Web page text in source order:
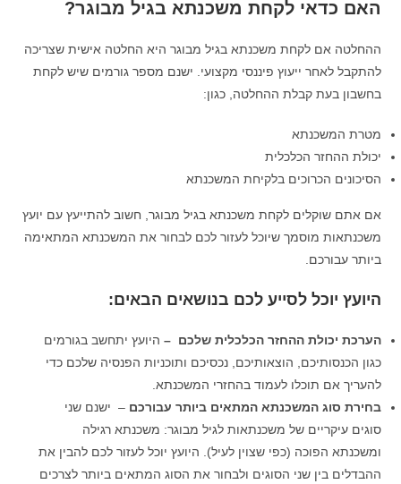
האם כדאי לקחת משכנתא בגיל מבוגר?
ההחלטה אם לקחת משכנתא בגיל מבוגר היא החלטה אישית שצריכה
להתקבל לאחר ייעוץ פיננסי מקצועי. ישנם מספר גורמים שיש לקחת
בחשבון בעת קבלת ההחלטה, כגון:
מטרת המשכנתא
יכולת ההחזר הכלכלית
הסיכונים הכרוכים בלקיחת המשכנתא
אם אתם שוקלים לקחת משכנתא בגיל מבוגר, חשוב להתייעץ עם יועץ
משכנתאות מוסמך שיוכל לעזור לכם לבחור את המשכנתא המתאימה
ביותר עבורכם.
היועץ יוכל לסייע לכם בנושאים הבאים:
הערכת יכולת ההחזר הכלכלית שלכם – היועץ יתחשב בגורמים
כגון הכנסותיכם, הוצאותיכם, נכסיכם ותוכניות הפנסיה שלכם כדי
להעריך אם תוכלו לעמוד בהחזרי המשכנתא.
בחירת סוג המשכנתא המתאים ביותר עבורכם – ישנם שני
סוגים עיקריים של משכנתאות לגיל מבוגר: משכנתא רגילה
ומשכנתא הפוכה (כפי שצוין לעיל). היועץ יוכל לעזור לכם להבין את
ההבדלים בין שני הסוגים ולבחור את הסוג המתאים ביותר לצרכים